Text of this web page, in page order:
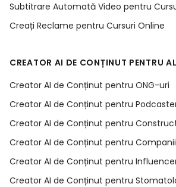
Subtitrare Automată Video pentru
Creați Reclame pentru Cursuri Online
CREATOR AI DE CONȚINUT PENTRU
Creator AI de Conținut pentru ONG-uri
Creator AI de Conținut pentru
Creator AI de Conținut pentru
Creator AI de Conținut pentru
Creator AI de Conținut pentru
Creator AI de Conținut pentru